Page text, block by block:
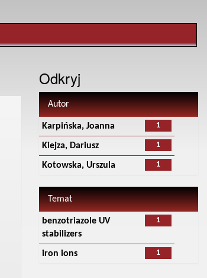
Odkryj
Autor
1
Karpińska, Joanna
1
Kiejza, Dariusz
1
Kotowska, Urszula
Temat
1
benzotriazole UV
stabilizers
1
iron ions